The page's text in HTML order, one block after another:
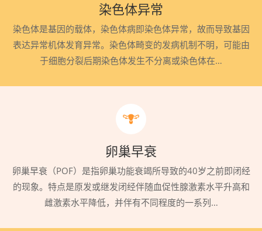
染色体异常
染色体是基因的载体，染色体病即染色体异常，故而导致基因
表达异常机体发育异常。染色体畸变的发病机制不明，可能由
于细胞分裂后期染色体发生不分离或染色体在…
卵巢早衰
卵巢早衰（POF）是指卵巢功能衰竭所导致的40岁之前即闭经
的现象。特点是原发或继发闭经伴随血促性腺激素水平升高和
雌激素水平降低，并伴有不同程度的一系列…